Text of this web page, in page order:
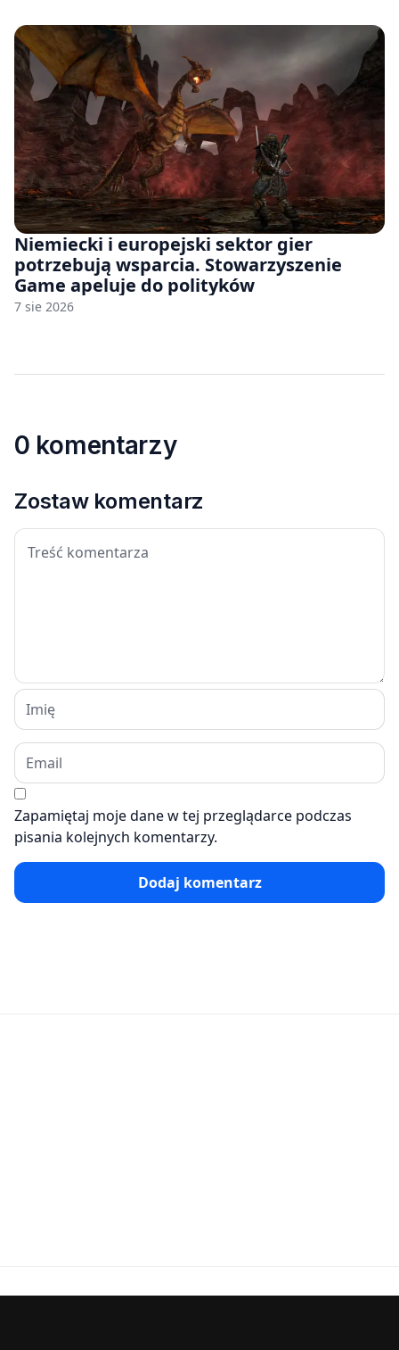
Niemiecki i europejski sektor gier
potrzebują wsparcia. Stowarzyszenie
Game apeluje do polityków
7 sie 2026
0 komentarzy
Zostaw komentarz
Zapamiętaj moje dane w tej przeglądarce podczas
pisania kolejnych komentarzy.
Dodaj komentarz